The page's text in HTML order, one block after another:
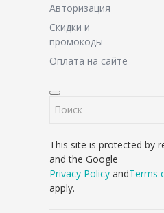
Авторизация
Скидки и
промокоды
Оплата на сайте
This site is protected by
and the Google
Privacy Policy andTerms
apply.